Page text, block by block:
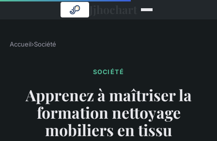
Accueil›Société
SOCIÉTÉ
Apprenez à maîtriser la
formation nettoyage
mobiliers en tissu